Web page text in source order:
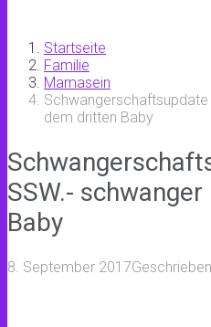
Startseite
Familie
Mamasein
dem dritten Baby
SSW.-
Baby
8. September 2017